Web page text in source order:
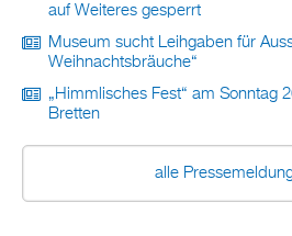
auf Weiteres gesperrt
Museum sucht Leihgaben für
Weihnachtsbräuche“
„Himmlisches Fest“ am Sonntag
Bretten
alle